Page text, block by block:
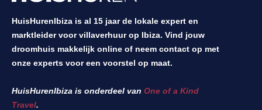
HuisHurenIbiza is al 15 jaar de lokale expert en
marktleider voor villaverhuur op Ibiza. Vind jouw
droomhuis makkelijk online of neem contact op met
onze experts voor een voorstel op maat.
HuisHurenIbiza is onderdeel van One of a Kind
Travel.